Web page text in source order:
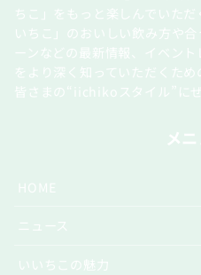
ちこ」をもっと楽しんでいた
いちこ」のおいしい飲み方や
ーンなどの最新情報、イベン
をより深く知っていただくため
皆さまの“iichikoスタイル”に
メ
HOME
ニュース
いいちこの魅力